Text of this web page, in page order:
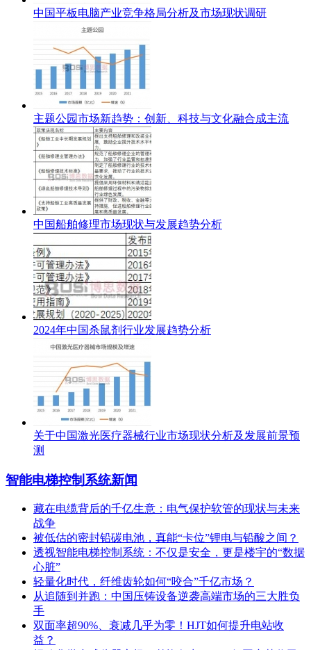
中国平板电脑产业竞争格局分析及市场现状调研
主题公园市场新趋势：创新、科技与文化融合成主流
中国船舶修理市场现状与发展趋势分析
2024年中国杀鼠剂行业发展趋势分析
关于中国激光医疗器械行业市场现状分析及发展前景预
测
智能电梯控制系统新闻
藏在电缆背后的千亿生意：电气保护软管的现状与未来
战争
被低估的密封铅碳电池，真能“卡位”锂电与铅酸之间？
透视智能电梯控制系统：不仅是安全，更是楼宇的“数据
心脏”
轻量化时代，纤维齿轮如何“咬合”千亿市场？
从追随到并跑：中国压铸设备逆袭高端市场的三大胜负
手
双面率超90%、衰减几乎为零！HJT如何提升电站收
益？